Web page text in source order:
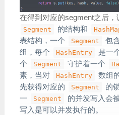
在得到对应的segment之后，
Segment 的结构和
表结构，一个
Segment 包
组，每个
HashEntry
是一
个
Segment 守护着一个
素，当对
HashEntry
数组
先获得对应的
Segment
的
一
Segment 的并发写入会
写入是可以并发执行的。